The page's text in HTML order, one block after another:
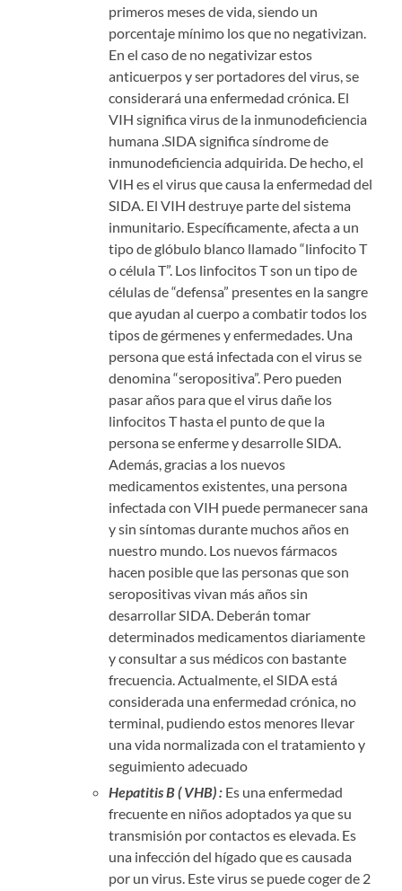
primeros meses de vida, siendo un
porcentaje mínimo los que no negativizan.
En el caso de no negativizar estos
anticuerpos y ser portadores del virus, se
considerará una enfermedad crónica. El
VIH significa virus de la inmunodeficiencia
humana .SIDA significa síndrome de
inmunodeficiencia adquirida. De hecho, el
VIH es el virus que causa la enfermedad del
SIDA. El VIH destruye parte del sistema
inmunitario. Específicamente, afecta a un
tipo de glóbulo blanco llamado “linfocito T
o célula T”. Los linfocitos T son un tipo de
células de “defensa” presentes en la sangre
que ayudan al cuerpo a combatir todos los
tipos de gérmenes y enfermedades. Una
persona que está infectada con el virus se
denomina “seropositiva”. Pero pueden
pasar años para que el virus dañe los
linfocitos T hasta el punto de que la
persona se enferme y desarrolle SIDA.
Además, gracias a los nuevos
medicamentos existentes, una persona
infectada con VIH puede permanecer sana
y sin síntomas durante muchos años en
nuestro mundo. Los nuevos fármacos
hacen posible que las personas que son
seropositivas vivan más años sin
desarrollar SIDA. Deberán tomar
determinados medicamentos diariamente
y consultar a sus médicos con bastante
frecuencia. Actualmente, el SIDA está
considerada una enfermedad crónica, no
terminal, pudiendo estos menores llevar
una vida normalizada con el tratamiento y
seguimiento adecuado
Hepatitis B ( VHB) : Es una enfermedad
frecuente en niños adoptados ya que su
transmisión por contactos es elevada. Es
una infección del hígado que es causada
por un virus. Este virus se puede coger de 2